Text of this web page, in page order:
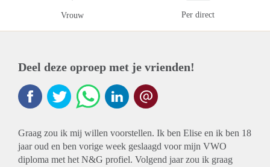
Vrouw Per direct
Deel deze oproep met je vrienden!
Graag zou ik mij willen voorstellen. Ik ben Elise en ik ben 18
jaar oud en ben vorige week geslaagd voor mijn VWO
diploma met het N&G profiel. Volgend jaar zou ik graag